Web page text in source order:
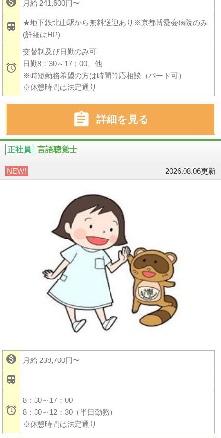
月給 241,600円〜

★地下鉄北山駅から無料送迎あり※京都博愛会病院のみ
(詳細はHP)

交替制及び日勤のみ可
日勤8：30～17：00、他
※時短勤務希望の方は時間等応相談（パート可）
※休憩時間は法定通り
 詳細を見る
正社員 言語聴覚士
NEW! 2026.08.06更新
 月給 239,700円〜


8：30～17：00
8：30～12：30（半日勤務）
※休憩時間は法定通り